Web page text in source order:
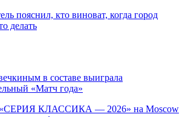
пояснил, кто виноват, когда город
делать
в составе выиграла
«Матч года»
«СЕРИЯ КЛАССИКА — 2026» на Moscow